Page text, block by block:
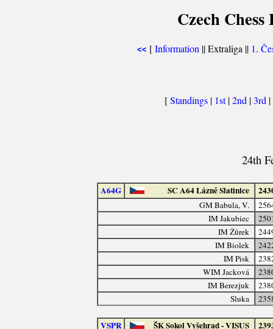
Czech
<< [Information || Extraliga || 1.
[Standings | 1st|2nd |3rd |
24th
A64G SC A64 Lázně Slatinice
GM Babula, V.
IM Jakubiec
IM Žůrek
IM Biolek
IM Pisk
WIM Jacková
IM Berezjuk
Sluka
VSPR ŠK Sokol Vyšehrad - VISUS